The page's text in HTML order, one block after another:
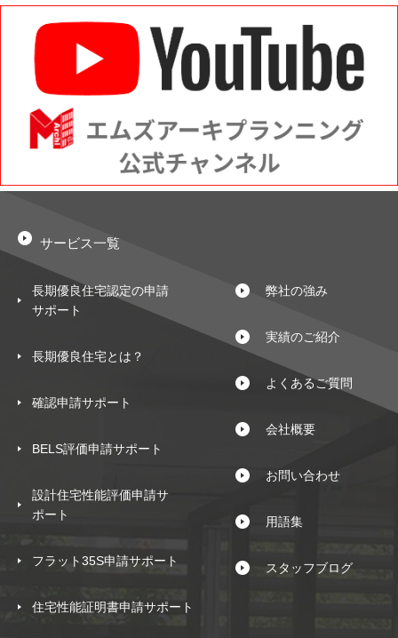
サービス一覧
長期優良住宅認定の申請
サポート
長期優良住宅とは？
確認申請サポート
BELS評価申請サポート
設計住宅性能評価申請サ
ポート
フラット35S申請サポート
住宅性能証明書申請サポート
弊社の強み
実績のご紹介
よくあるご質問
会社概要
お問い合わせ
用語集
スタッフブログ